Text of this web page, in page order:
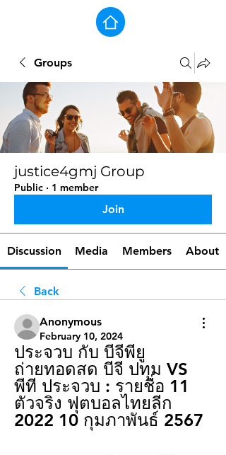
Groups
justice4gmj Group
Public · 1 member
Join
Discussion Media Members About
Back
Anonymous
February 10, 2024
ประจวบ กับ บีจีพียู
ถ่ายทอดสด บีจี ปทุม VS
พีที ประจวบ : รายชื่อ 11
ตัวจริง ฟุตบอลไทยลีก
2022 10 กุมภาพันธ์ 2567